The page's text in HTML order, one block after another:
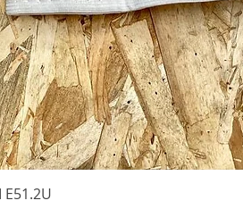
Schnellansicht